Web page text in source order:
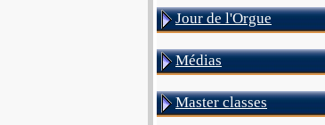
Jour de l'Orgue
Médias
Master classes